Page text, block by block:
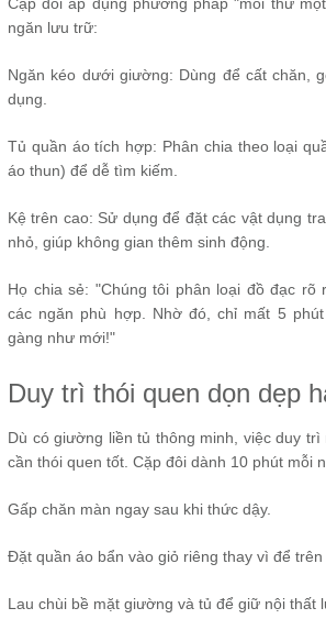
ngăn lưu trữ:
Ngăn kéo dưới giường: Dùng để cất chăn,
dụng.
Tủ quần áo tích hợp: Phân chia theo loại
áo thun) để dễ tìm kiếm.
Kệ trên cao: Sử dụng để đặt các vật dụng
nhỏ, giúp không gian thêm sinh động.
Họ chia sẻ: "Chúng tôi phân loại đồ đạc rõ
các ngăn phù hợp. Nhờ đó, chỉ mất 5
gàng như mới!"
Duy trì thói quen dọn dẹp
Dù có giường liền tủ thông minh, việc duy
cần thói quen tốt. Cặp đôi dành 10 phút mỗi
Gấp chăn màn ngay sau khi thức dậy.
Đặt quần áo bẩn vào giỏ riêng thay vì để trên
Lau chùi bề mặt giường và tủ để giữ nội thất